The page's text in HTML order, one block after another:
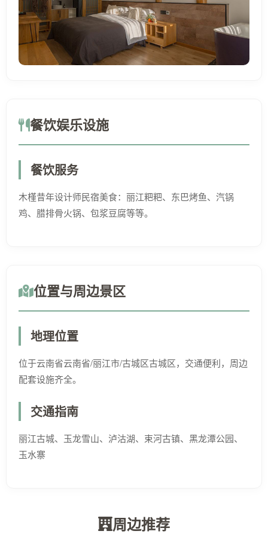
餐饮娱乐设施
餐饮服务
木槿昔年设计师民宿美食：丽江粑粑、东巴烤鱼、汽锅
鸡、腊排骨火锅、包浆豆腐等等。
位置与周边景区
地理位置
位于云南省云南省/丽江市/古城区古城区，交通便利，周边
配套设施齐全。
交通指南
丽江古城、玉龙雪山、泸沽湖、束河古镇、黑龙潭公园、
玉水寨
周边推荐